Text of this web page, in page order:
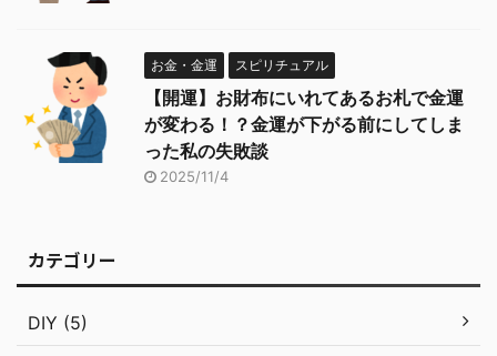
お金・金運 スピリチュアル
【開運】お財布にいれてあるお札で金運
が変わる！？金運が下がる前にしてしま
った私の失敗談
2025/11/4
カテゴリー
DIY (5)